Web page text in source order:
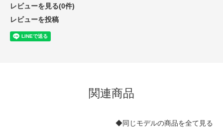
レビューを見る(0件)
レビューを投稿
関連商品
◆同じモデルの商品を全て見る